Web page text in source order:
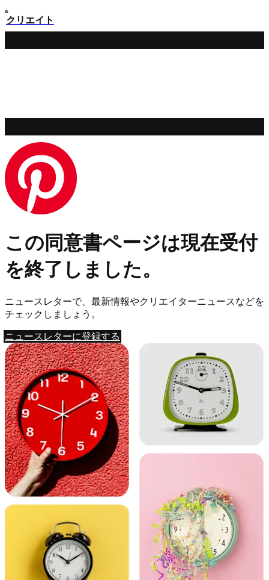
クリエイト
この同意書ページは現在受付
を終了しました。
ニュースレターで、最新情報やクリエイターニュースなどを
チェックしましょう。
ニュースレターに登録する